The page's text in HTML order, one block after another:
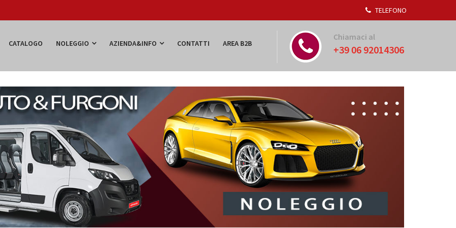
TELEFONO
CATALOGO NOLEGGIO AZIENDA&INFO CONTATTI AREA B2B
Chiamaci al
+39 06 92014306